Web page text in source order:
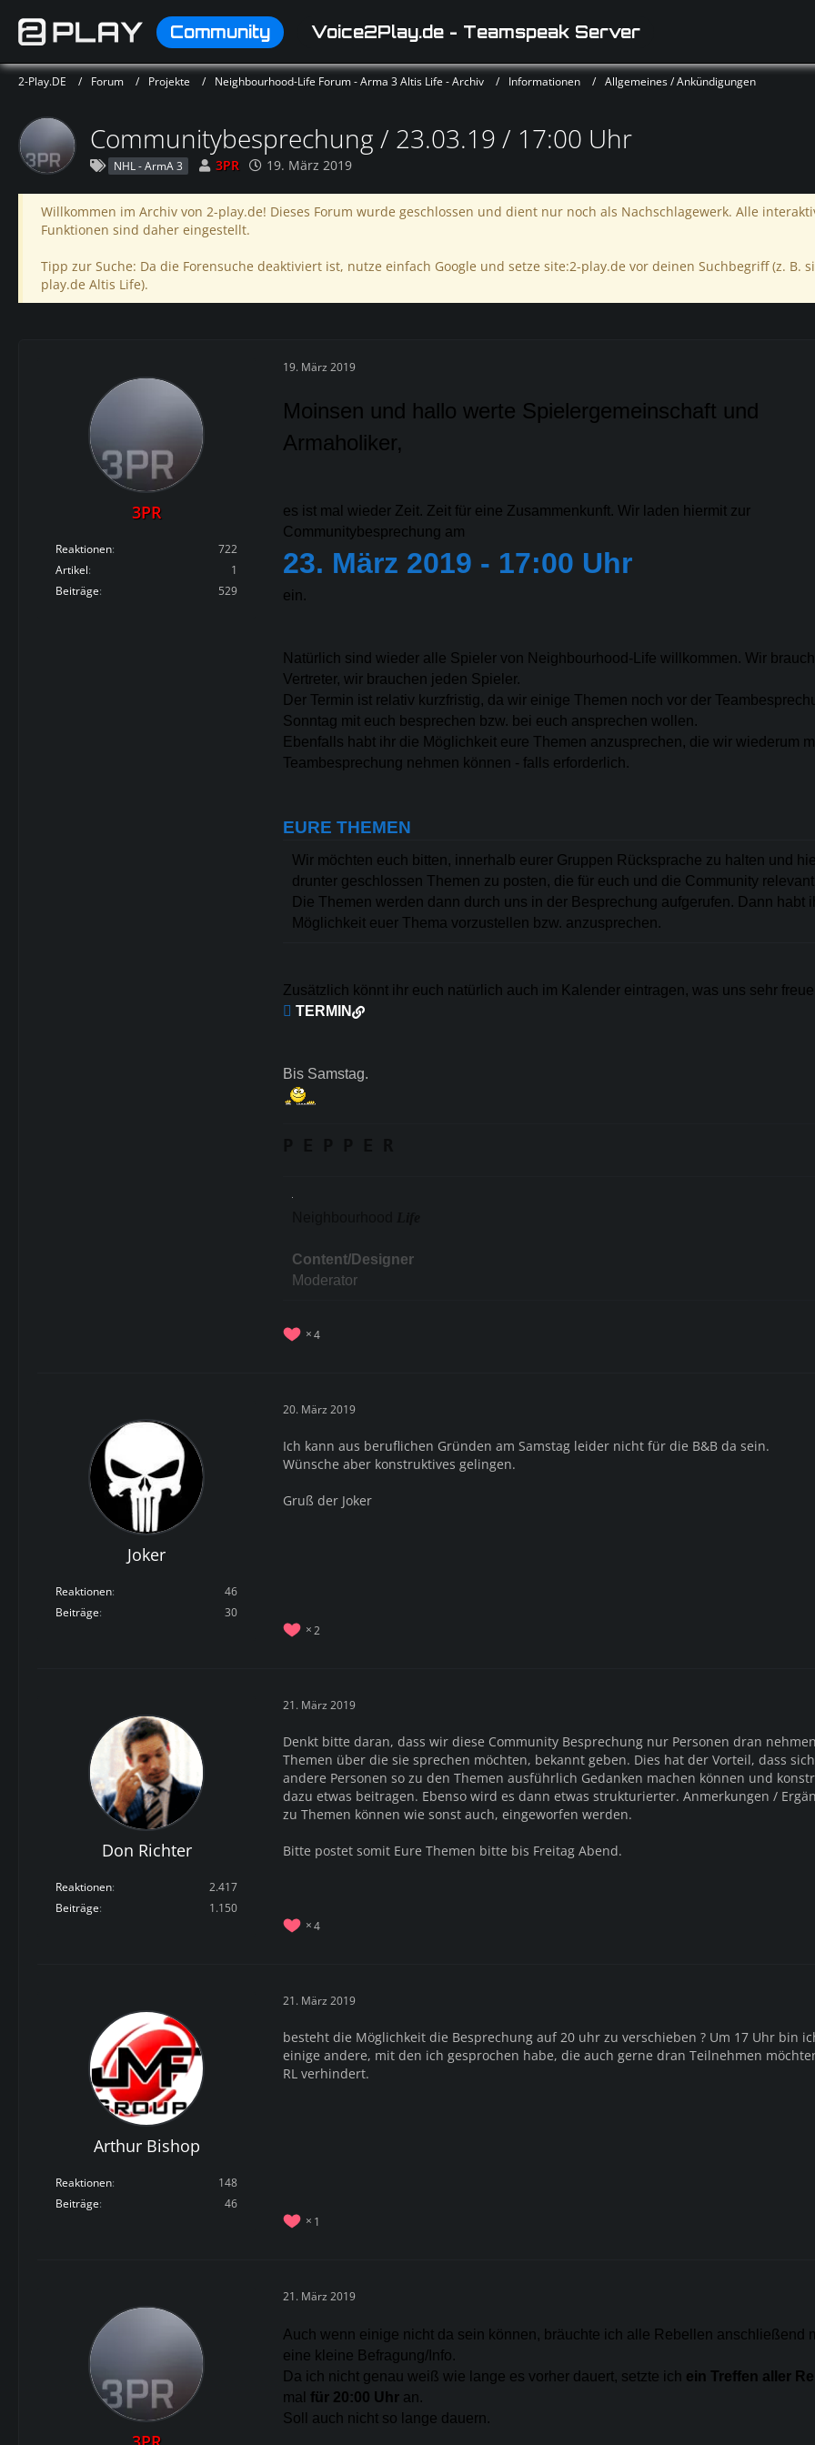
Community Voice2Play.de - Teamspeak Server
2-Play.DE Forum Projekte Neighbourhood-Life Forum - Arma 3 Altis Life - Archiv Informationen Allgemeines / Ankündigungen
Communitybesprechung / 23.03.19 / 17:00 Uhr
NHL - ArmA 3 3PR 19. März 2019
Willkommen im Archiv von 2-play.de! Dieses Forum wurde geschlossen und dient nur noch als Nachschlagewerk. Alle
Funktionen sind daher eingestellt.
Tipp zur Suche: Da die Forensuche deaktiviert ist, nutze einfach Google und setze site:2-play.de vor deinen Suchbegriff (z. B.
play.de Altis Life).
3PR
Reaktionen
722
Artikel
1
Beiträge
529
19. März 2019
Moinsen und hallo werte Spielergemeinschaft und
Armaholiker,
es ist mal wieder Zeit. Zeit für eine Zusammenkunft. Wir laden hiermit zur
Communitybesprechung am
23. März 2019 - 17:00 Uhr
ein.
Natürlich sind wieder alle Spieler von Neighbourhood-Life willkommen. Wir
Vertreter, wir brauchen jeden Spieler.
Der Termin ist relativ kurzfristig, da wir einige Themen noch vor der
Sonntag mit euch besprechen bzw. bei euch ansprechen wollen.
Ebenfalls habt ihr die Möglichkeit eure Themen anzusprechen, die wir wiederum
Teambesprechung nehmen können - falls erforderlich.
EURE THEMEN
Wir möchten euch bitten, innerhalb eurer Gruppen Rücksprache zu halten und
drunter geschlossen Themen zu posten, die für euch und die Community
Die Themen werden dann durch uns in der Besprechung aufgerufen. Dann habt
Möglichkeit euer Thema vorzustellen bzw. anzusprechen.
Zusätzlich könnt ihr euch natürlich auch im Kalender eintragen, was uns sehr
 TERMIN
Bis Samstag.
Content/Designer
Moderator
4
Joker
Reaktionen
46
Beiträge
30
20. März 2019
Ich kann aus beruflichen Gründen am Samstag leider nicht für die B&B da sein.
Wünsche aber konstruktives gelingen.
Gruß der Joker
2
Don Richter
Reaktionen
2.417
Beiträge
1.150
21. März 2019
Denkt bitte daran, dass wir diese Community Besprechung nur Personen dran
Themen über die sie sprechen möchten, bekannt geben. Dies hat der Vorteil, dass
andere Personen so zu den Themen ausführlich Gedanken machen können und
dazu etwas beitragen. Ebenso wird es dann etwas strukturierter. Anmerkungen /
zu Themen können wie sonst auch, eingeworfen werden.
Bitte postet somit Eure Themen bitte bis Freitag Abend.
4
Arthur Bishop
Reaktionen
148
Beiträge
46
21. März 2019
besteht die Möglichkeit die Besprechung auf 20 uhr zu verschieben ? Um 17 Uhr bin
einige andere, mit den ich gesprochen habe, die auch gerne dran Teilnehmen
RL verhindert.
1
21. März 2019
Auch wenn einige nicht da sein können, bräuchte ich alle Rebellen anschließend
eine kleine Befragung/Info.
Da ich nicht genau weiß wie lange es vorher dauert, setzte ich ein Treffen aller
mal für 20:00 Uhr an.
Soll auch nicht so lange dauern.